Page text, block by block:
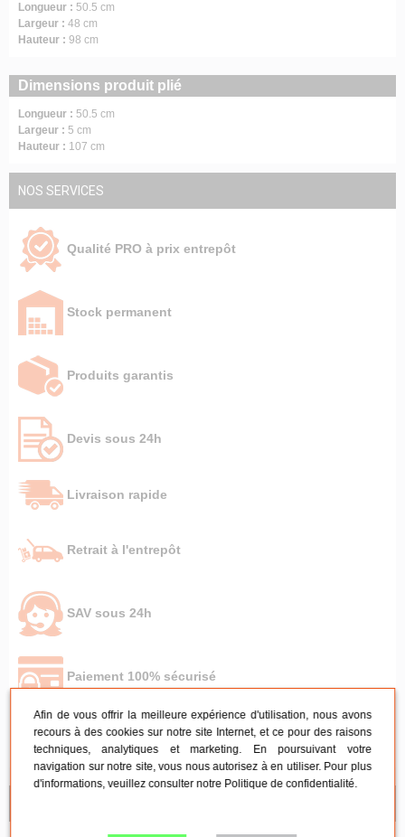
Longueur : 50.5 cm
Largeur : 48 cm
Hauteur : 98 cm
Dimensions produit plié
Longueur : 50.5 cm
Largeur : 5 cm
Hauteur : 107 cm
NOS SERVICES
Qualité PRO à prix entrepôt
Stock permanent
Produits garantis
Devis sous 24h
Livraison rapide
Retrait à l'entrepôt
SAV sous 24h
Paiement 100% sécurisé
Afin de vous offrir la meilleure expérience d'utilisation, nous avons
recours à des cookies sur notre site Internet, et ce pour des raisons
techniques, analytiques et marketing. En poursuivant votre
navigation sur notre site, vous nous autorisez à en utiliser. Pour plus
d'informations, veuillez consulter notre Politique de confidentialité